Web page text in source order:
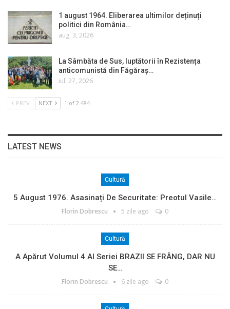
1 august 1964. Eliberarea ultimilor deținuți
politici din România…
aug. 3, 2026
La Sâmbăta de Sus, luptătorii în Rezistența
anticomunistă din Făgăraș…
iul. 27, 2026
PREV NEXT 1 of 2.484
LATEST NEWS
Cultură
5 August 1976. Asasinați De Securitate: Preotul Vasile…
Florin Dobrescu 5 zile ago 0
Cultură
A Apărut Volumul 4 Al Seriei BRAZII SE FRÂNG, DAR NU
SE…
Florin Dobrescu 6 zile ago 0